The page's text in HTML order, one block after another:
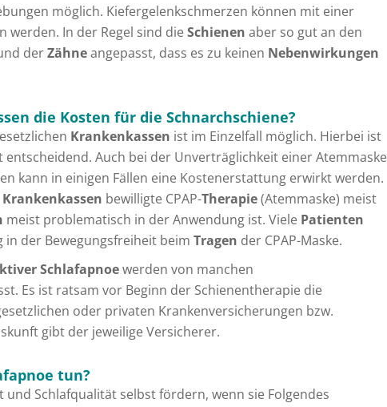
möglich. Kiefergelenkschmerzen können mit einer
werden. In der Regel sind die Schienen aber so gut an den
derZähneangepasst, dass es zu keinen Nebenwirkungen
die Kosten für die Schnarchschiene?
Krankenkassen ist im Einzelfall möglich. Hierbei ist
Auch bei der Unverträglichkeit einer Atemmaske
kann in einigen Fällen eine Kostenerstattung erwirkt werden.
Krankenkassen bewilligte CPAP-Therapie(Atemmaske) meist
meist problematisch in der Anwendung ist. Viele Patienten
der Bewegungsfreiheit beim Tragen der CPAP-Maske.
Schlafapnoewerden von manchen
Es ist ratsam vor Beginn der Schienentherapie die
oder privaten Krankenversicherungen bzw.
gibt der jeweilige Versicherer.
tun?
Schlafqualität selbst fördern, wenn sie Folgendes